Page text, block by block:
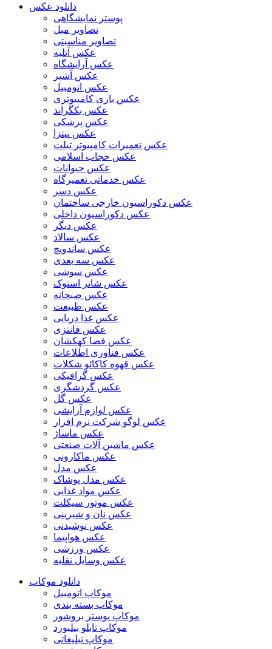
دانلود عکس
پوستر نمایشگاهی
تصاویر مبل
تصاویر مناسبتی
عکس آتلیه
عکس آرایشگاه
عکس آشپز
عکس اتومبیل
عکس بازی کامپیوتری
عکس بکگراند
عکس پزشکی
عکس پیتزا
عکس تعمیرات کامپیوتر تبلت
عکس حجاب اسلامی
عکس حیوانات
عکس خدماتی تعمیرگاه
عکس دسر
عکس دکوراسیون خارجی ساختمان
عکس دکوراسیون داخلی
عکس دیگر
عکس سالاد
عکس ساندویچ
عکس سه بعدی
عکس سوشی
عکس شاتر استوک
عکس صبحانه
عکس طبیعت
عکس غذا دریایی
عکس فانتزی
عکس فضا کهکشان
عکس فناوری اطلاعات
عکس قهوه کاکائو شکلات
عکس گرافیکی
عکس گردشگری
عکس گل
عکس لوازم آرایشی
عکس لوگو شرکت نرم افزار
عکس ماساژ
عکس ماشین آلات صنعتی
عکس ماکارونی
عکس مدل
عکس مدل پوشاک
عکس مواد غذایی
عکس موتور سیکلت
عکس نان و شیرینی
عکس نوشیدنی
عکس هواپیما
عکس ورزشی
عکس وسایل نقلیه
دانلود موکاپ
موکاپ اتومبیل
موکاپ بسته بندی
موکاپ پوستر بروشور
موکاپ تابلو بیلبورد
موکاپ تبلیغاتی